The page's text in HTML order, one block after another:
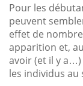
Pour les
peuvent
effet de
apparition et,
avoir (et il y
les individus au